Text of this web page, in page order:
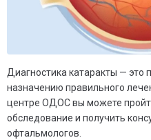
Диагностика катаракты — это
назначению правильного
центре ОДОС вы можете
обследование и получить
офтальмологов.